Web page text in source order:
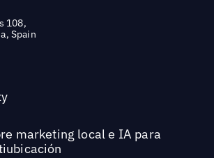
108,
Spain
marketing local e IA para